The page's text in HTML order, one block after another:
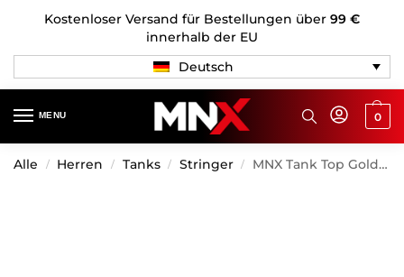
Kostenloser Versand für Bestellungen über 99 €
innerhalb der EU
Deutsch
MENU 0
Alle / Herren / Tanks / Stringer / MNX Tank Top Golden Era, Schwarz